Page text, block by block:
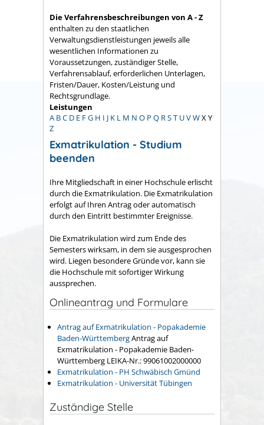
Die Verfahrensbeschreibungen von A - Z
enthalten zu den staatlichen
Verwaltungsdienstleistungen jeweils alle
wesentlichen Informationen zu
Voraussetzungen, zuständiger Stelle,
Verfahrensablauf, erforderlichen Unterlagen,
Fristen/Dauer, Kosten/Leistung und
Rechtsgrundlage.
Leistungen
A BC D E FG H I J K L M N O P Q RST UVWX Y
Z
Exmatrikulation - Studium
beenden
Ihre Mitgliedschaft in einer Hochschule erlischt
durch die Exmatrikulation. Die Exmatrikulation
erfolgt auf Ihren Antrag oder automatisch
durch den Eintritt bestimmter Ereignisse.
Die Exmatrikulation wird zum Ende des
Semesters wirksam, in dem sie ausgesprochen
wird. Liegen besondere Gründe vor, kann sie
die Hochschule mit sofortiger Wirkung
aussprechen.
Onlineantrag und Formulare
Antrag auf Exmatrikulation - Popakademie
Baden-WürttembergAntrag auf
Exmatrikulation - Popakademie Baden-
Württemberg LEIKA-Nr.: 99061002000000
Exmatrikulation - PH Schwäbisch Gmünd
Exmatrikulation - Universität Tübingen
Zuständige Stelle